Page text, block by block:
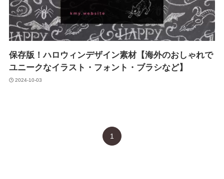
保存版！ハロウィンデザイン素材【海外のおしゃれで
ユニークなイラスト・フォント・ブラシなど】
2024-10-03
1